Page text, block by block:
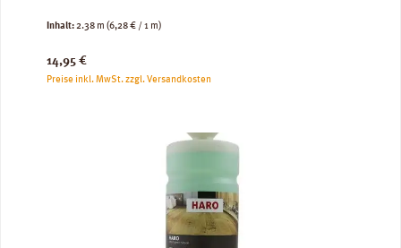
Inhalt:2.38 m (6,28 € / 1 m)
Regulärer Preis:
14,95 €
Preise inkl. MwSt. zzgl. Versandkosten